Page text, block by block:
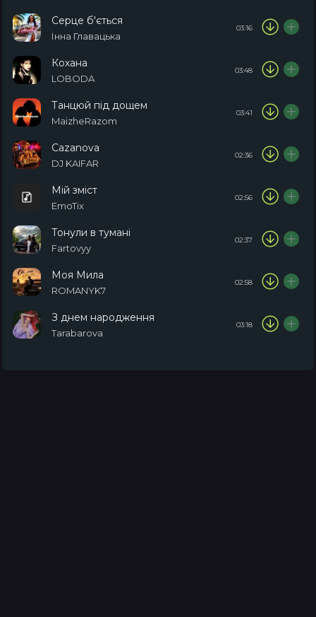
Серце б'ється
Інна Главацька
03:16
Кохана
LOBODA
03:48
Танцюй під дощем
MaizheRazom
03:41
Cazanova
DJ KAIFAR
02:36
Мій зміст
EmoTix
02:56
Тонули в тумані
Fartovyy
02:37
Моя Мила
ROMANYK7
02:58
З днем народження
Tarabarova
03:18